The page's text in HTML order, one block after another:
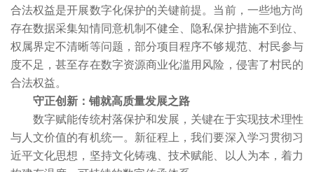
合法权益是开展数字化保护的关键前提。当前，一些地方尚
存在数据采集知情同意机制不健全、隐私保护措施不到位、
权属界定不清晰等问题，部分项目程序不够规范、村民参与
度不足，甚至存在数字资源商业化滥用风险，侵害了村民的
合法权益。
守正创新：铺就高质量发展之路
数字赋能传统村落保护和发展，关键在于实现技术理性
与人文价值的有机统一。新征程上，我们要深入学习贯彻习
近平文化思想，坚持文化铸魂、技术赋能、以人为本，着力